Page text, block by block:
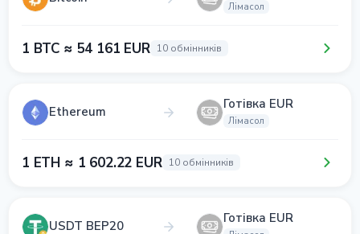
Лімасол
1 BTC ≈ 54 161 EUR 10 обмінників
Ethereum Готівка EUR
Лімасол
1 ETH ≈ 1 602.22 EUR 10 обмінників
USDT BEP20 Готівка EUR